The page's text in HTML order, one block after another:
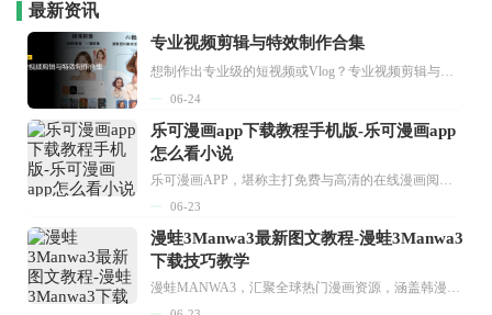
最新资讯
专业视频剪辑与特效制作合集
06-24
乐可漫画app下载教程手机版-乐可漫画app
怎么看小说
乐可漫画APP，堪称主打免费与高清的在线漫画阅读神器。其官方版提供海量完整版漫画资源，无论是国内漫画，还是日漫、韩漫、台漫、美漫等国外漫画，应有尽有，随时供你阅读。只需轻点一下，便能直接进入阅读界面。不仅如此，乐可漫画最新版本更新速度极快，在这里，你总能抢先看到全网一手漫画章节内容！...
06-23
漫蛙3Manwa3最新图文教程-漫蛙3Manwa3
下载技巧教学
漫蛙MANWA3，汇聚全球热门漫画资源，涵盖韩漫、欧美漫画、国漫等多种类型，题材丰富多样，全方位满足用户阅读喜好。它不仅是阅读平台，更是创作平台，为广大用户打造零门槛创作环境。...